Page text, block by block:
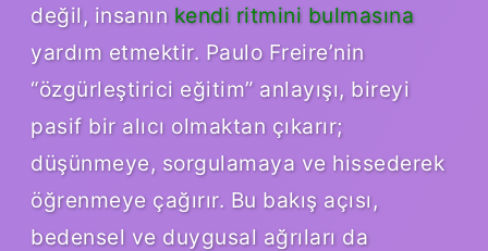
değil, insanın kendi ritmini bulmasına
yardım etmektir. Paulo Freire’nin
“özgürleştirici eğitim” anlayışı, bireyi
pasif bir alıcı olmaktan çıkarır;
düşünmeye, sorgulamaya ve hissederek
öğrenmeye çağırır. Bu bakış açısı,
bedensel ve duygusal ağrıları da